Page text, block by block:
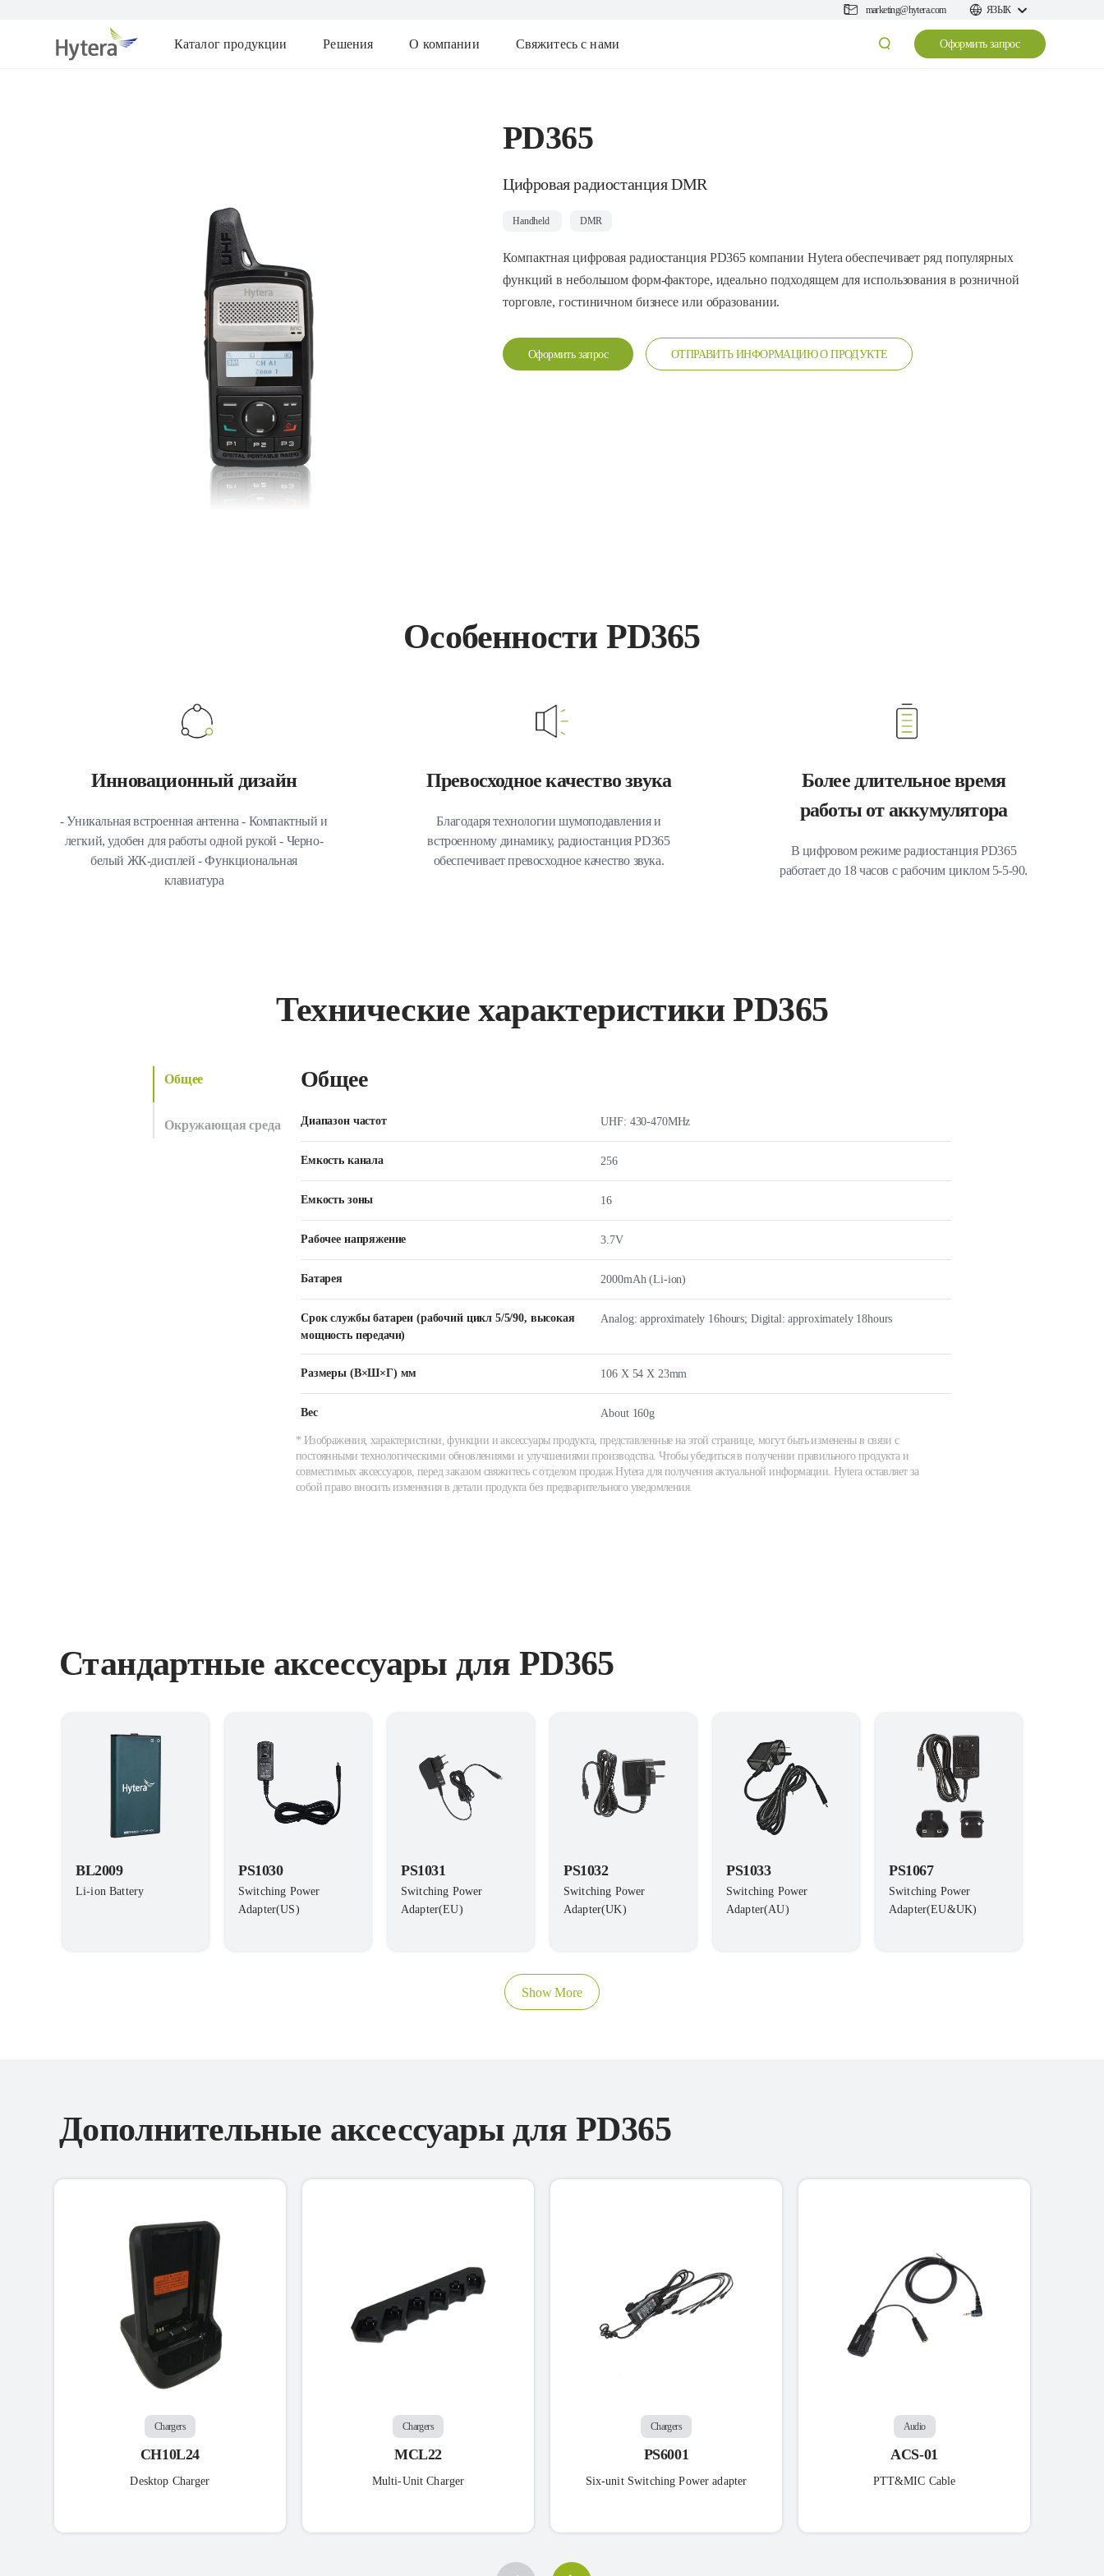
marketing@hytera.com ЯЗЫК
Каталог продукции Решения О компании Свяжитесь с нами Оформить запрос
PD365
Цифровая радиостанция DMR
Handheld DMR
Компактная цифровая радиостанция PD365 компании Hytera обеспечивает ряд популярных
функций в небольшом форм-факторе, идеально подходящем для использования в розничной
торговле, гостиничном бизнесе или образовании.
Оформить запрос ОТПРАВИТЬ ИНФОРМАЦИЮ О ПРОДУКТЕ
Особенности PD365
Инновационный дизайн
- Уникальная встроенная антенна - Компактный и
легкий, удобен для работы одной рукой - Черно-
белый ЖК-дисплей - Функциональная
клавиатура
Превосходное качество звука
Благодаря технологии шумоподавления и
встроенному динамику, радиостанция PD365
обеспечивает превосходное качество звука.
Более длительное время
работы от аккумулятора
В цифровом режиме радиостанция PD365
работает до 18 часов с рабочим циклом 5-5-90.
Технические характеристики PD365
Общее
Окружающая среда
Общее
Диапазон частот UHF: 430-470MHz
Емкость канала 256
Емкость зоны 16
Рабочее напряжение 3.7V
Батарея 2000mAh (Li-ion)
Срок службы батареи (рабочий цикл 5/5/90, высокая
мощность передачи)
Analog: approximately 16hours; Digital: approximately 18hours
Размеры (В×Ш×Г) мм 106 X 54 X 23mm
Вес About 160g
* Изображения, характеристики, функции и аксессуары продукта, представленные на этой странице, могут быть изменены в связи с
постоянными технологическими обновлениями и улучшениями производства. Чтобы убедиться в получении правильного продукта и
совместимых аксессуаров, перед заказом свяжитесь с отделом продаж Hytera для получения актуальной информации. Hytera оставляет за
собой право вносить изменения в детали продукта без предварительного уведомления.
Стандартные аксессуары для PD365
BL2009
Li-ion Battery
PS1030
Switching Power
Adapter(US)
PS1031
Switching Power
Adapter(EU)
PS1032
Switching Power
Adapter(UK)
PS1033
Switching Power
Adapter(AU)
PS1067
Switching Power
Adapter(EU&UK)
Show More
Дополнительные аксессуары для PD365
Chargers
CH10L24
Desktop Charger
Chargers
MCL22
Multi-Unit Charger
Chargers
PS6001
Six-unit Switching Power adapter
Audio
ACS-01
PTT&MIC Cable